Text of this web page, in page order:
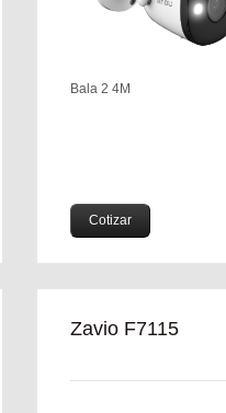
Bala 2 4M
Cotizar
Zavio F7115